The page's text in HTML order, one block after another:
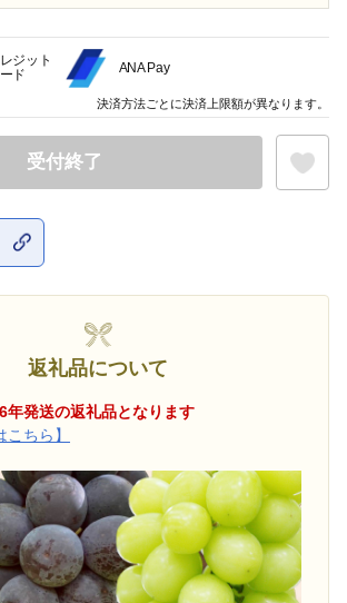
受付終了
返礼品について
発送の返礼品となります
こちら】
ジット
ド
ANA Pay
決済方法ごとに決済上限額が異なります。